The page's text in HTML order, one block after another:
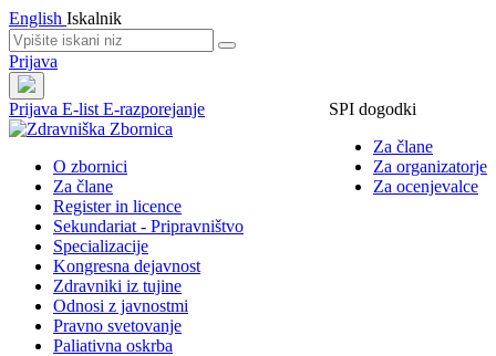
English Iskalnik
Prijava
Prijava
SPI dogodki
Za člane
Za organizatorje
Za ocenjevalce
E-list E-razporejanje
O zbornici
Za člane
Register in licence
Sekundariat - Pripravništvo
Specializacije
Kongresna dejavnost
Zdravniki iz tujine
Odnosi z javnostmi
Pravno svetovanje
Paliativna oskrba